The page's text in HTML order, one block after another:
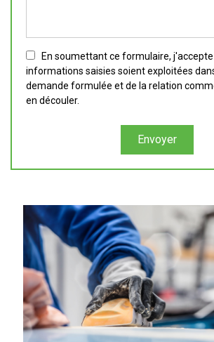
En soumettant ce formulaire, j'accepte
informations saisies soient exploitées
demande formulée et de la relation
en découler.